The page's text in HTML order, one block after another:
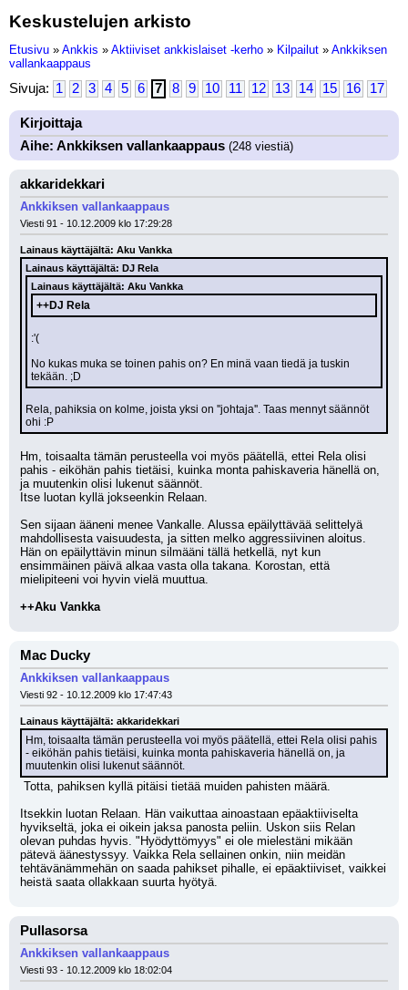
Keskustelujen arkisto
Etusivu » Ankkis » Aktiiviset ankkislaiset -kerho » Kilpailut » Ankkiksen
vallankaappaus
Sivuja: 1 2 3 4 5 6 7 8 9 10 11 12 13 14 15 16 17
Kirjoittaja
Aihe: Ankkiksen vallankaappaus (248 viestiä)
akkaridekkari
Ankkiksen vallankaappaus
Viesti 91 - 10.12.2009 klo 17:29:28
Lainaus käyttäjältä: Aku Vankka
Lainaus käyttäjältä: DJ Rela
Lainaus käyttäjältä: Aku Vankka
++DJ Rela
:'(
No kukas muka se toinen pahis on? En minä vaan tiedä ja tuskin
tekään. ;D
Rela, pahiksia on kolme, joista yksi on ''johtaja''. Taas mennyt säännöt
ohi :P
Hm, toisaalta tämän perusteella voi myös päätellä, ettei Rela olisi
pahis - eiköhän pahis tietäisi, kuinka monta pahiskaveria hänellä on,
ja muutenkin olisi lukenut säännöt.
Itse luotan kyllä jokseenkin Relaan.
Sen sijaan ääneni menee Vankalle. Alussa epäilyttävää selittelyä
mahdollisesta vaisuudesta, ja sitten melko aggressiivinen aloitus.
Hän on epäilyttävin minun silmääni tällä hetkellä, nyt kun
ensimmäinen päivä alkaa vasta olla takana. Korostan, että
mielipiteeni voi hyvin vielä muuttua.
++Aku Vankka
Mac Ducky
Ankkiksen vallankaappaus
Viesti 92 - 10.12.2009 klo 17:47:43
Lainaus käyttäjältä: akkaridekkari
Hm, toisaalta tämän perusteella voi myös päätellä, ettei Rela olisi pahis
- eiköhän pahis tietäisi, kuinka monta pahiskaveria hänellä on, ja
muutenkin olisi lukenut säännöt.
Totta, pahiksen kyllä pitäisi tietää muiden pahisten määrä.
Itsekkin luotan Relaan. Hän vaikuttaa ainoastaan epäaktiiviselta
hyvikseltä, joka ei oikein jaksa panosta peliin. Uskon siis Relan
olevan puhdas hyvis. "Hyödyttömyys" ei ole mielestäni mikään
pätevä äänestyssyy. Vaikka Rela sellainen onkin, niin meidän
tehtävänämmehän on saada pahikset pihalle, ei epäaktiiviset, vaikkei
heistä saata ollakkaan suurta hyötyä.
Pullasorsa
Ankkiksen vallankaappaus
Viesti 93 - 10.12.2009 klo 18:02:04